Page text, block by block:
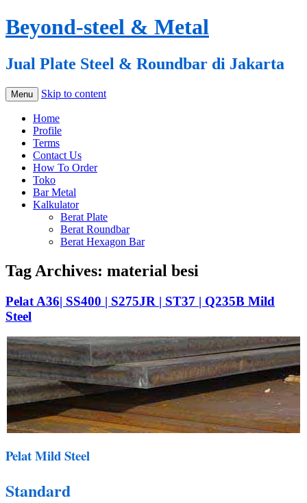
Beyond-steel & Metal
Jual Plate Steel & Roundbar di Jakarta
Menu Skip to content
Home
Profile
Terms
Contact Us
How To Order
Toko
Bar Metal
Kalkulator
Berat Plate
Berat Roundbar
Berat Hexagon Bar
Tag Archives: material besi
Pelat A36| SS400 | S275JR | ST37 | Q235B Mild
Steel
Pelat Mild Steel
Standard